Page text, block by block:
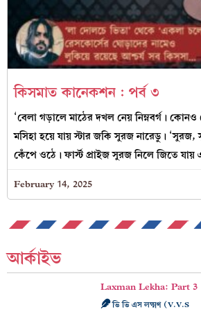
কিসমাত কানেকশন : পর্ব ৩
‘বেলা গড়ালে মাঠের দখল নেয় নিম্নবর্গ।
মসিহা হয়ে যায় স্টার জকি সুরজ নারেডু। ‘সুরজ,
কেঁপে ওঠে। ফার্স্ট প্রাইজ সুরজ নিলে জিতে যায়
February 14, 2025
আর্কাইভ
Laxman Lekha: Part 3
ভি ভি এস লক্ষ্মণ (V.V.S